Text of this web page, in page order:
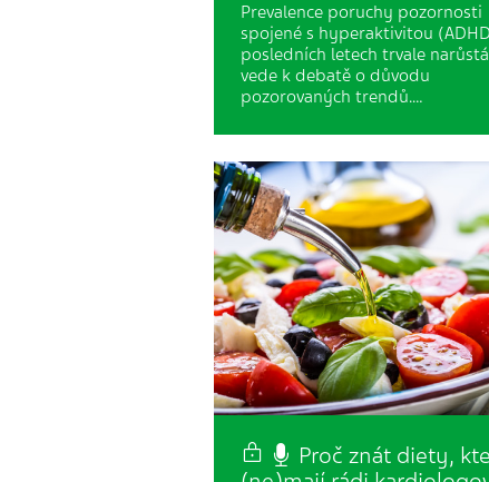
Prevalence poruchy pozornosti
spojené s hyperaktivitou
posledních letech trvale
vede k debatě o důvodu
pozorovaných trendů.…
Proč znát diety,